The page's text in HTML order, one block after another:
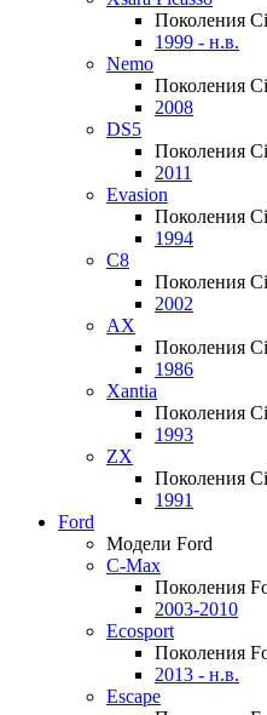
Поколения
1999 - н.в.
Nemo
Поколения
2008
DS5
Поколения
2011
Evasion
Поколения
1994
C8
Поколения
2002
AX
Поколения
1986
Xantia
Поколения
1993
ZX
Поколения
1991
Ford
Модели Ford
C-Max
Поколения
2003-2010
Ecosport
Поколения
2013 - н.в.
Escape